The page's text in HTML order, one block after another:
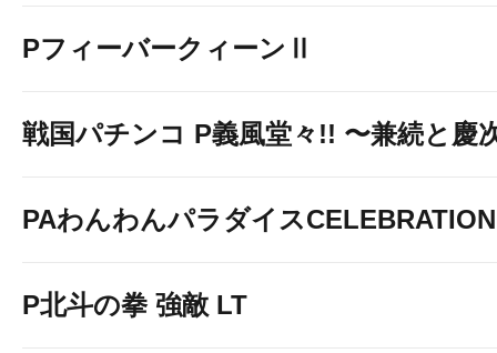
PフィーバークィーンⅡ
戦国パチンコ P義風堂々!! 〜兼続と慶
PAわんわんパラダイスCELEBRATION
P北斗の拳 強敵 LT